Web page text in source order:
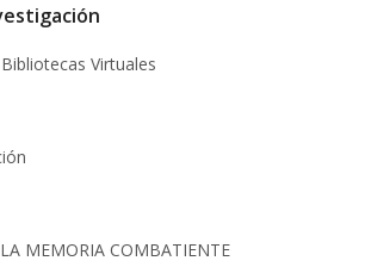
Virtuales
MEMORIA COMBATIENTE